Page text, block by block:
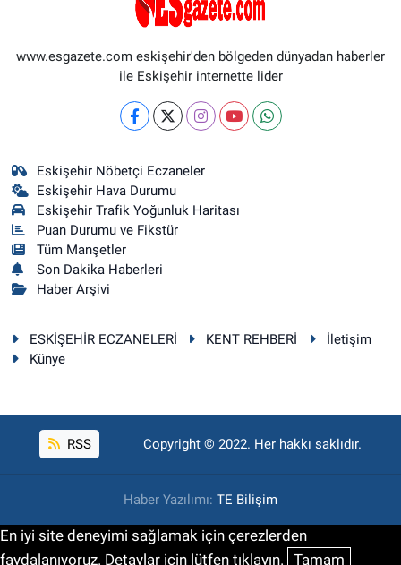
www.esgazete.com eskişehir'den bölgeden dünyadan haberler
ile Eskişehir internette lider
Eskişehir Nöbetçi Eczaneler
Eskişehir Hava Durumu
Eskişehir Trafik Yoğunluk Haritası
Puan Durumu ve Fikstür
Tüm Manşetler
Son Dakika Haberleri
Haber Arşivi
ESKİŞEHİR ECZANELERİ KENT REHBERİ
İletişim
Künye
RSS Copyright © 2022. Her hakkı saklıdır.
Haber Yazılımı: TE Bilişim
En iyi site deneyimi sağlamak için çerezlerden
faydalanıyoruz. Detaylar için lütfen tıklayın. Tamam